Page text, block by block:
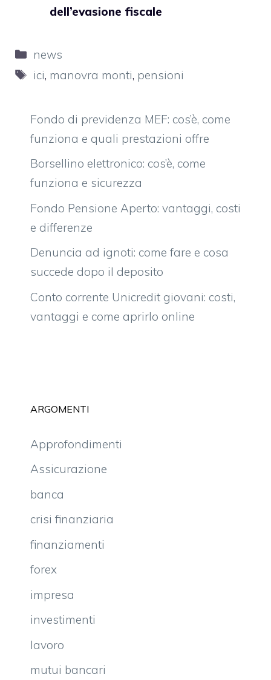
dell’evasione fiscale
Categorie
news
Tag
ici, manovra monti, pensioni
Fondo di previdenza MEF: cos’è, come
funziona e quali prestazioni offre
Borsellino elettronico: cos’è, come
funziona e sicurezza
Fondo Pensione Aperto: vantaggi, costi
e differenze
Denuncia ad ignoti: come fare e cosa
succede dopo il deposito
Conto corrente Unicredit giovani: costi,
vantaggi e come aprirlo online
ARGOMENTI
Approfondimenti
Assicurazione
banca
crisi finanziaria
finanziamenti
forex
impresa
investimenti
lavoro
mutui bancari